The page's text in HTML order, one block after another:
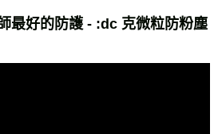
最好的防護 - :dc 克微粒防粉塵